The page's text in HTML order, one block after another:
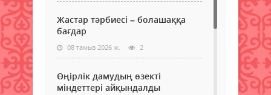
Жастар тәрбиесі – болашаққа
бағдар
08 тамыз 2026 ж. 2
Өңірлік дамудың өзекті
міндеттері айқындалды